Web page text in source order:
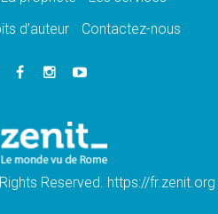
la prière est un acte
les Chevaliers de Colomb à
d'église, meurtre et
de religieux suscitent l'émotion
d’auteur Contactez-nous
Reserved. https://fr.zenit.org